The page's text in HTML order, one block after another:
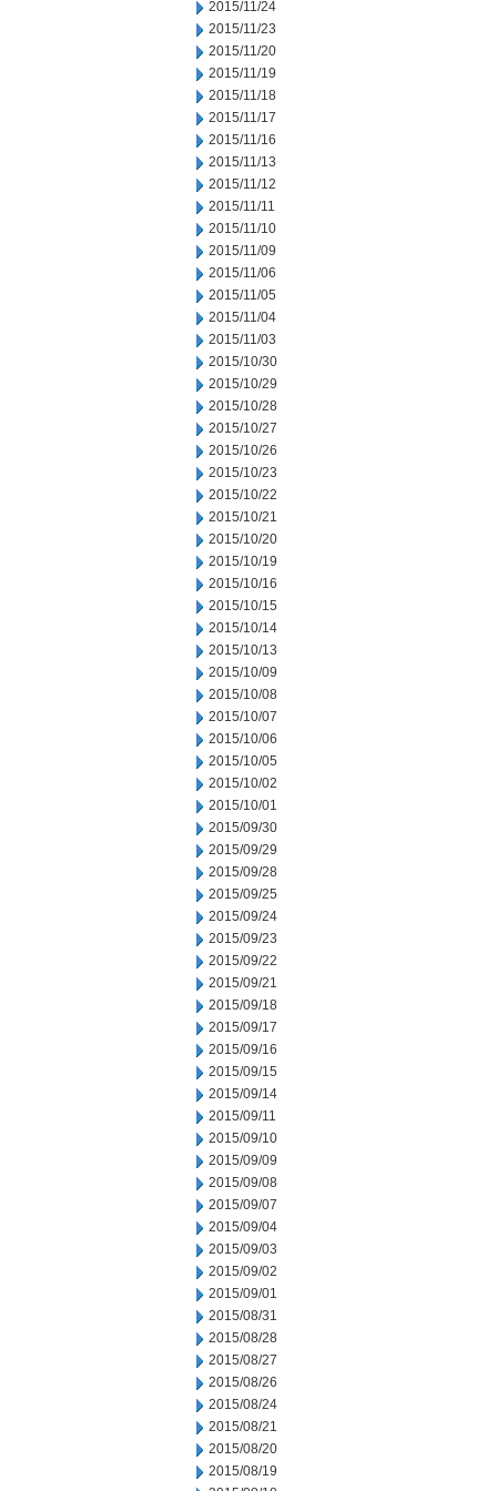
2015/11/24
2015/11/23
2015/11/20
2015/11/19
2015/11/18
2015/11/17
2015/11/16
2015/11/13
2015/11/12
2015/11/11
2015/11/10
2015/11/09
2015/11/06
2015/11/05
2015/11/04
2015/11/03
2015/10/30
2015/10/29
2015/10/28
2015/10/27
2015/10/26
2015/10/23
2015/10/22
2015/10/21
2015/10/20
2015/10/19
2015/10/16
2015/10/15
2015/10/14
2015/10/13
2015/10/09
2015/10/08
2015/10/07
2015/10/06
2015/10/05
2015/10/02
2015/10/01
2015/09/30
2015/09/29
2015/09/28
2015/09/25
2015/09/24
2015/09/23
2015/09/22
2015/09/21
2015/09/18
2015/09/17
2015/09/16
2015/09/15
2015/09/14
2015/09/11
2015/09/10
2015/09/09
2015/09/08
2015/09/07
2015/09/04
2015/09/03
2015/09/02
2015/09/01
2015/08/31
2015/08/28
2015/08/27
2015/08/26
2015/08/24
2015/08/21
2015/08/20
2015/08/19